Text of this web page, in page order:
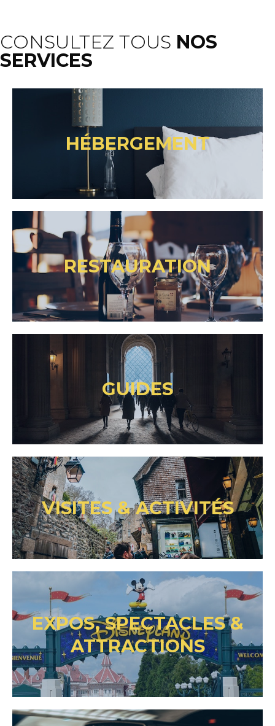
CONSULTEZ TOUS NOS
SERVICES
HÉBERGEMENT
RESTAURATION
GUIDES
VISITES & ACTIVITÉS
EXPOS, SPECTACLES &
ATTRACTIONS